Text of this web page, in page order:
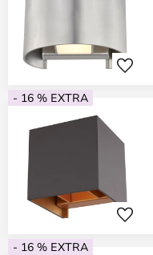
- 16 % EXTRA
- 16 % EXTRA